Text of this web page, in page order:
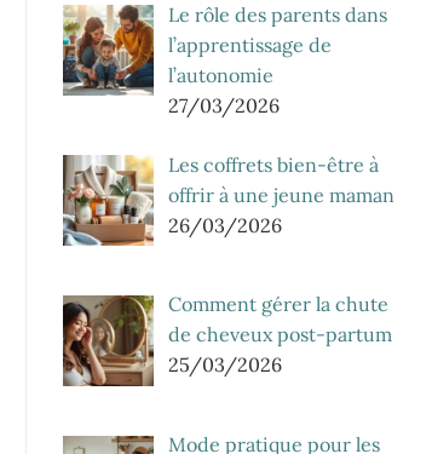
Le rôle des parents dans
l’apprentissage de
l’autonomie
27/03/2026
Les coffrets bien-être à
offrir à une jeune maman
26/03/2026
Comment gérer la chute
de cheveux post-partum
25/03/2026
Mode pratique pour les